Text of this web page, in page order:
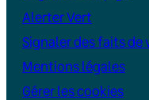
Alerter Vert
Signaler des faits de
Mentions légales
Gérer les cookies